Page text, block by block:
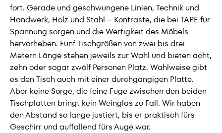
fort. Gerade und geschwungene Linien, Technik und
Handwerk, Holz und Stahl – Kontraste, die bei TAPE für
Spannung sorgen und die Wertigkeit des Möbels
hervorheben. Fünf Tischgrößen von zwei bis drei
Metern Länge stehen jeweils zur Wahl und bieten acht,
zehn oder sogar zwölf Personen Platz. Wahlweise gibt
es den Tisch auch mit einer durchgängigen Platte.
Aber keine Sorge, die feine Fuge zwischen den beiden
Tischplatten bringt kein Weinglas zu Fall. Wir haben
den Abstand so lange justiert, bis er praktisch fürs
Geschirr und auffallend fürs Auge war.